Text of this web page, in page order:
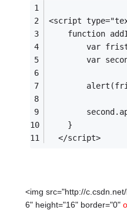
<script
function
var
var
	}
  </script>
<img src="http://
6" height="16" border="0"